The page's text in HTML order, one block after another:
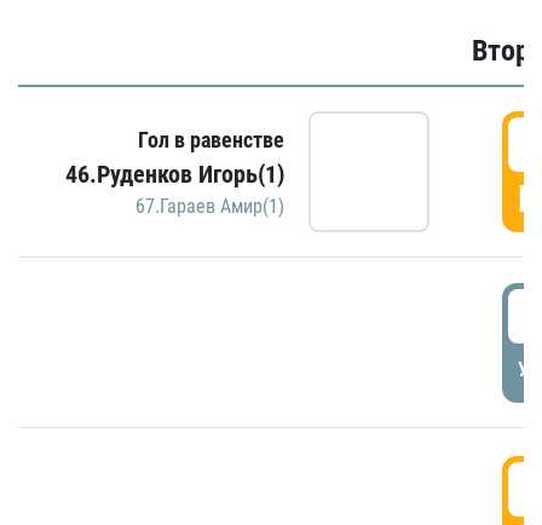
Гол в равенстве
46.Руденков Игорь(1)
67.Гараев Амир(1)